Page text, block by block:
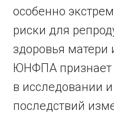
особенно
риски для
здоровья матери
ЮНФПА признает
в исследовании
последствий